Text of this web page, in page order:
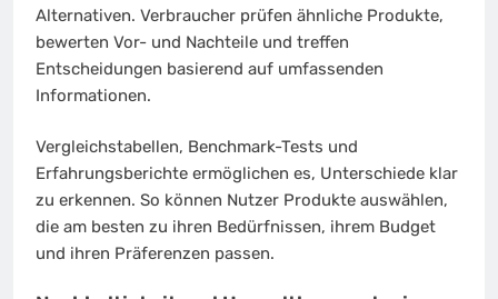
Alternativen. Verbraucher prüfen ähnliche Produkte,
bewerten Vor- und Nachteile und treffen
Entscheidungen basierend auf umfassenden
Informationen.
Vergleichstabellen, Benchmark-Tests und
Erfahrungsberichte ermöglichen es, Unterschiede klar
zu erkennen. So können Nutzer Produkte auswählen,
die am besten zu ihren Bedürfnissen, ihrem Budget
und ihren Präferenzen passen.